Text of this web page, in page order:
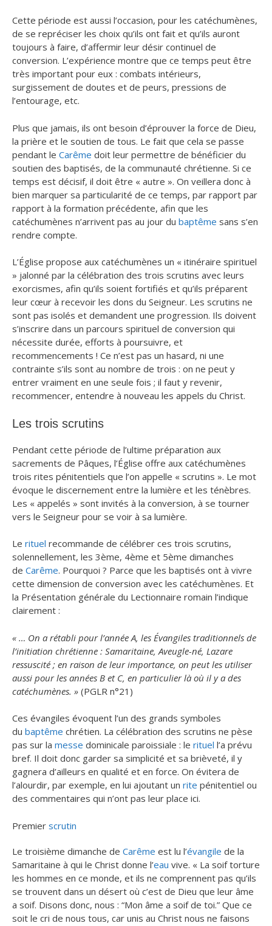
Cette période est aussi l’occasion, pour les catéchumènes,
de se repréciser les choix qu’ils ont fait et qu’ils auront
toujours à faire, d’affermir leur désir continuel de
conversion. L’expérience montre que ce temps peut être
très important pour eux : combats intérieurs,
surgissement de doutes et de peurs, pressions de
l’entourage, etc.
Plus que jamais, ils ont besoin d’éprouver la force de Dieu,
la prière et le soutien de tous. Le fait que cela se passe
pendant le Carême doit leur permettre de bénéficier du
soutien des baptisés, de la communauté chrétienne. Si ce
temps est décisif, il doit être « autre ». On veillera donc à
bien marquer sa particularité de ce temps, par rapport par
rapport à la formation précédente, afin que les
catéchumènes n’arrivent pas au jour du baptême sans s’en
rendre compte.
L’Église propose aux catéchumènes un « itinéraire spirituel
» jalonné par la célébration des trois scrutins avec leurs
exorcismes, afin qu’ils soient fortifiés et qu’ils préparent
leur cœur à recevoir les dons du Seigneur. Les scrutins ne
sont pas isolés et demandent une progression. Ils doivent
s’inscrire dans un parcours spirituel de conversion qui
nécessite durée, efforts à poursuivre, et
recommencements ! Ce n’est pas un hasard, ni une
contrainte s’ils sont au nombre de trois : on ne peut y
entrer vraiment en une seule fois ; il faut y revenir,
recommencer, entendre à nouveau les appels du Christ.
Les trois scrutins
Pendant cette période de l’ultime préparation aux
sacrements de Pâques, l’Église offre aux catéchumènes
trois rites pénitentiels que l’on appelle « scrutins ». Le mot
évoque le discernement entre la lumière et les ténèbres.
Les « appelés » sont invités à la conversion, à se tourner
vers le Seigneur pour se voir à sa lumière.
Le rituel recommande de célébrer ces trois scrutins,
solennellement, les 3ème, 4ème et 5ème dimanches
de Carême. Pourquoi ? Parce que les baptisés ont à vivre
cette dimension de conversion avec les catéchumènes. Et
la Présentation générale du Lectionnaire romain l’indique
clairement :
« … On a rétabli pour l’année A, les Évangiles traditionnels de
l’initiation chrétienne : Samaritaine, Aveugle-né, Lazare
ressuscité ; en raison de leur importance, on peut les utiliser
aussi pour les années B et C, en particulier là où il y a des
catéchumènes. » (PGLR n°21)
Ces évangiles évoquent l’un des grands symboles
du baptême chrétien. La célébration des scrutins ne pèse
pas sur la messe dominicale paroissiale : le rituel l’a prévu
bref. Il doit donc garder sa simplicité et sa brièveté, il y
gagnera d’ailleurs en qualité et en force. On évitera de
l’alourdir, par exemple, en lui ajoutant un rite pénitentiel ou
des commentaires qui n’ont pas leur place ici.
Premier scrutin
Le troisième dimanche de Carême est lu l’évangile de la
Samaritaine à qui le Christ donne l’eau vive. « La soif torture
les hommes en ce monde, et ils ne comprennent pas qu’ils
se trouvent dans un désert où c’est de Dieu que leur âme
a soif. Disons donc, nous : “Mon âme a soif de toi.” Que ce
soit le cri de nous tous, car unis au Christ nous ne faisons